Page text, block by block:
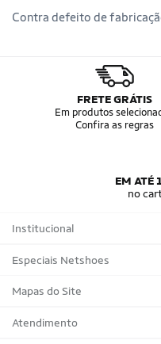
Contra defeito de
FRETE GRÁTIS
Em produtos
Confira as regras
EM ATÉ
no
Institucional
Sobre a Netshoes
Política de Privacidade
Programa de Afiliados
Especiais Netshoes
Suplementos
Corrida
Mapas do Site
Marcas
Atendimento